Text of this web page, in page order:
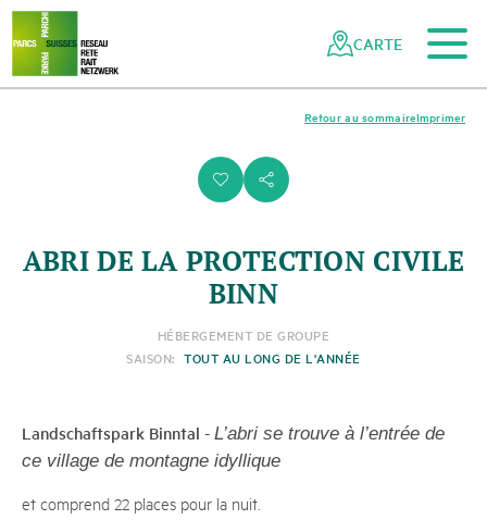
Naviguer
dans
réseau
Navigation
rapide
Vers le contenu principal
Vers la navigation mobile
Vers la recherche
Vers la zone des pieds
Vers le plan du site
CARTE
i s
Imprimer
Retour au sommaire
ABRI DE LA PROTECTION CIVILE
BINN
HÉBERGEMENT DE GROUPE
SAISON: TOUT AU LONG DE L'ANNÉE
Landschaftspark Binntal - L’abri se trouve à l’entrée de
ce village de montagne idyllique
et comprend 22 places pour la nuit.